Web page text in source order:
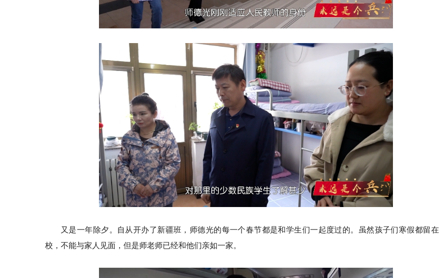
又是一年除夕。自从开办了新疆班，师德光的每一个春节都是和学生们一起度过的。虽然孩子们寒假都留
校，不能与家人见面，但是师老师已经和他们亲如一家。